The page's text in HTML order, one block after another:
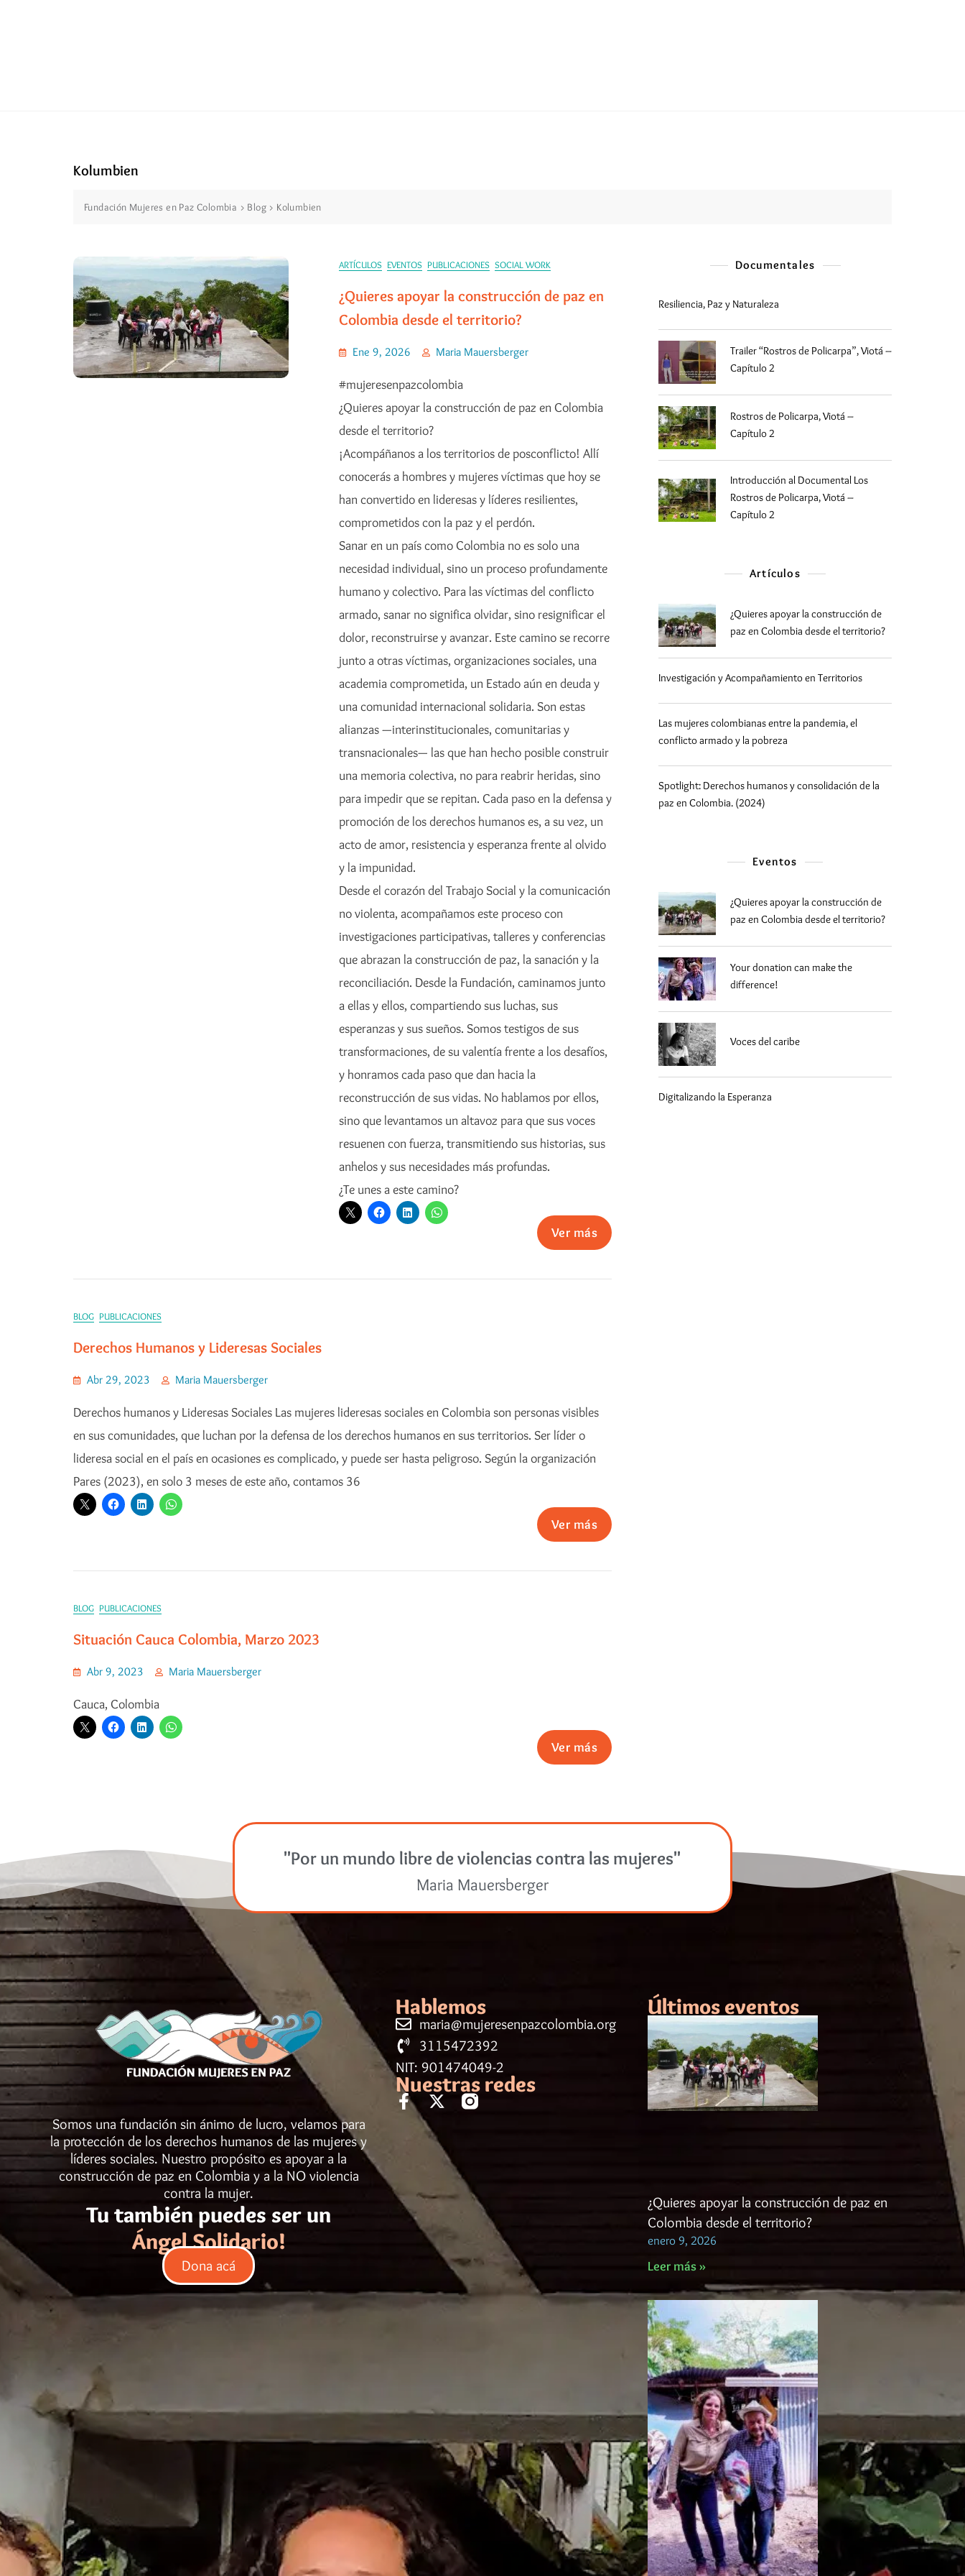
Kolumbien
Fundación Mujeres en Paz Colombia > Blog > Kolumbien
ARTÍCULOS EVENTOS PUBLICACIONES SOCIAL WORK
¿Quieres apoyar la construcción de paz en
Colombia desde el territorio?
Ene 9, 2026 Maria Mauersberger
#mujeresenpazcolombia
¿Quieres apoyar la construcción de paz en Colombia
desde el territorio?
¡Acompáñanos a los territorios de posconflicto! Allí
conocerás a hombres y mujeres víctimas que hoy se
han convertido en lideresas y líderes resilientes,
comprometidos con la paz y el perdón.
Sanar en un país como Colombia no es solo una
necesidad individual, sino un proceso profundamente
humano y colectivo. Para las víctimas del conflicto
armado, sanar no significa olvidar, sino resignificar el
dolor, reconstruirse y avanzar. Este camino se recorre
junto a otras víctimas, organizaciones sociales, una
academia comprometida, un Estado aún en deuda y
una comunidad internacional solidaria. Son estas
alianzas —interinstitucionales, comunitarias y
transnacionales— las que han hecho posible construir
una memoria colectiva, no para reabrir heridas, sino
para impedir que se repitan. Cada paso en la defensa y
promoción de los derechos humanos es, a su vez, un
acto de amor, resistencia y esperanza frente al olvido
y la impunidad.
Desde el corazón del Trabajo Social y la comunicación
no violenta, acompañamos este proceso con
investigaciones participativas, talleres y conferencias
que abrazan la construcción de paz, la sanación y la
reconciliación. Desde la Fundación, caminamos junto
a ellas y ellos, compartiendo sus luchas, sus
esperanzas y sus sueños. Somos testigos de sus
transformaciones, de su valentía frente a los desafíos,
y honramos cada paso que dan hacia la
reconstrucción de sus vidas. No hablamos por ellos,
sino que levantamos un altavoz para que sus voces
resuenen con fuerza, transmitiendo sus historias, sus
anhelos y sus necesidades más profundas.
¿Te unes a este camino?
Ver más
BLOG PUBLICACIONES
Derechos Humanos y Lideresas Sociales
Abr 29, 2023 Maria Mauersberger
Derechos humanos y Lideresas Sociales Las mujeres lideresas sociales en Colombia son personas visibles
en sus comunidades, que luchan por la defensa de los derechos humanos en sus territorios. Ser líder o
lideresa social en el país en ocasiones es complicado, y puede ser hasta peligroso. Según la organización
Pares (2023), en solo 3 meses de este año, contamos 36
Ver más
BLOG PUBLICACIONES
Situación Cauca Colombia, Marzo 2023
Abr 9, 2023 Maria Mauersberger
Cauca, Colombia
Ver más
Documentales
Resiliencia, Paz y Naturaleza
Trailer “Rostros de Policarpa”, Viotá –
Capítulo 2
Rostros de Policarpa, Viotá –
Capítulo 2
Introducción al Documental Los
Rostros de Policarpa, Viotá –
Capítulo 2
Artículos
¿Quieres apoyar la construcción de
paz en Colombia desde el territorio?
Investigación y Acompañamiento en Territorios
Las mujeres colombianas entre la pandemia, el
conflicto armado y la pobreza
Spotlight: Derechos humanos y consolidación de la
paz en Colombia. (2024)
Eventos
¿Quieres apoyar la construcción de
paz en Colombia desde el territorio?
Your donation can make the
difference!
Voces del caribe
Digitalizando la Esperanza
"Por un mundo libre de violencias contra las mujeres"
Maria Mauersberger
Somos una fundación sin ánimo de lucro, velamos para
la protección de los derechos humanos de las mujeres y
líderes sociales. Nuestro propósito es apoyar a la
construcción de paz en Colombia y a la NO violencia
contra la mujer.
Tu también puedes ser un
Ángel Solidario!
Dona acá
Hablemos
maria@mujeresenpazcolombia.org
3115472392
NIT: 901474049-2
Nuestras redes
Últimos eventos
¿Quieres apoyar la construcción de paz en
Colombia desde el territorio?
enero 9, 2026
Leer más »